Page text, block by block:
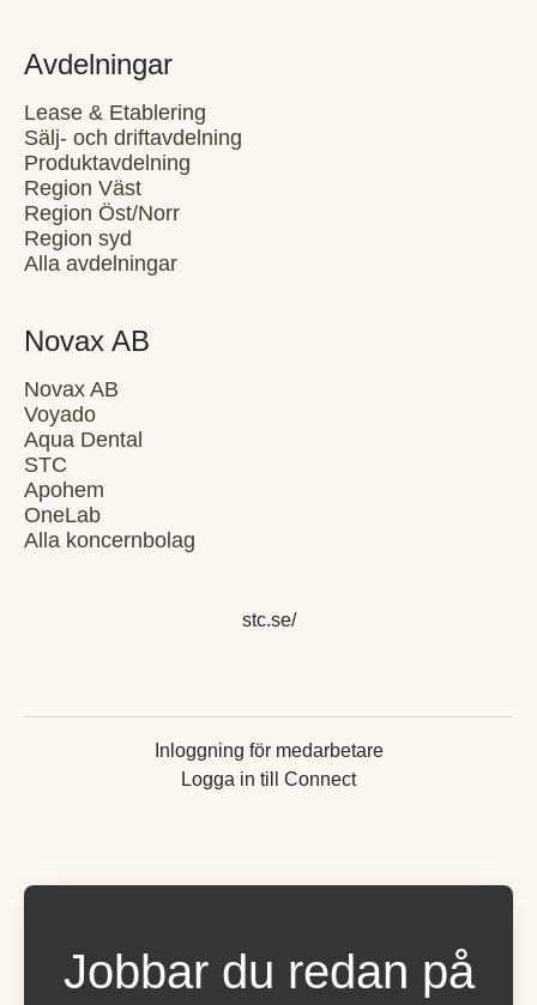
Avdelningar
Lease & Etablering
Sälj- och driftavdelning
Produktavdelning
Region Väst
Region Öst/Norr
Region syd
Alla avdelningar
Novax AB
Novax AB
Voyado
Aqua Dental
STC
Apohem
OneLab
Alla koncernbolag
stc.se/
Inloggning för medarbetare
Logga in till Connect
Jobbar du redan på